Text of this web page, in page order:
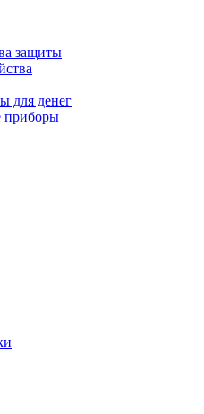
защиты
для денег
приборы